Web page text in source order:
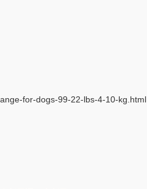
for-dogs-99-22-lbs-4-10-kg.html